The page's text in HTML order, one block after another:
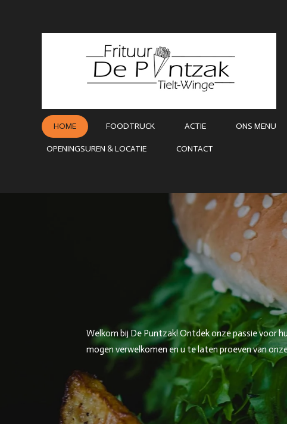
HOME FOODTRUCK ACTIE ONS MENU
OPENINGSUREN & LOCATIE CONTACT
Welkom bij De Puntzak! Ontdek onze passie voor
mogen verwelkomen en u te laten proeven van